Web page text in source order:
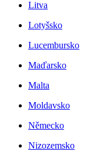
Litva
Lotyšsko
Lucembursko
Maďarsko
Malta
Moldavsko
Německo
Nizozemsko